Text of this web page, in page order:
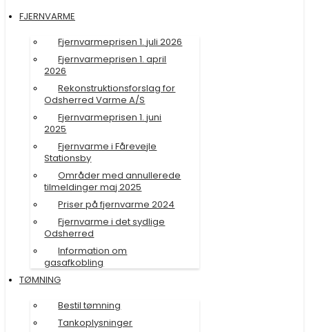
FJERNVARME
Fjernvarmeprisen 1. juli 2026
Fjernvarmeprisen 1. april
2026
Rekonstruktionsforslag for
Odsherred Varme A/S
Fjernvarmeprisen 1. juni
2025
Fjernvarme i Fårevejle
Stationsby
Områder med annullerede
tilmeldinger maj 2025
Priser på fjernvarme 2024
Fjernvarme i det sydlige
Odsherred
Information om
gasafkobling
TØMNING
Bestil tømning
Tankoplysninger